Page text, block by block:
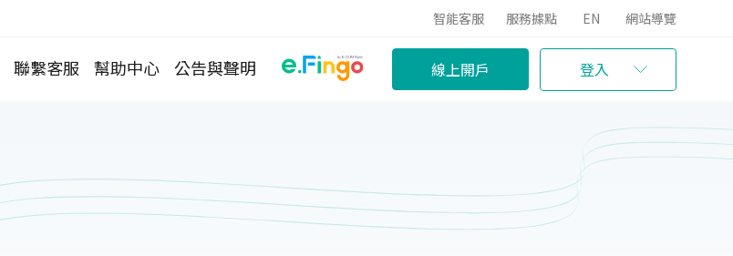
智能客服 服務據點 EN 網站導覽
聯繫客服 幫助中心 公告與聲明 線上開戶 登入